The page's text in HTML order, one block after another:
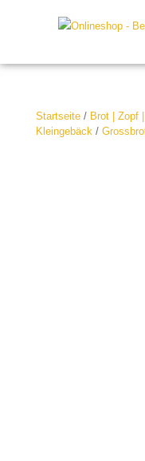
Startseite/ Brot | Zopf |
Kleingebäck/